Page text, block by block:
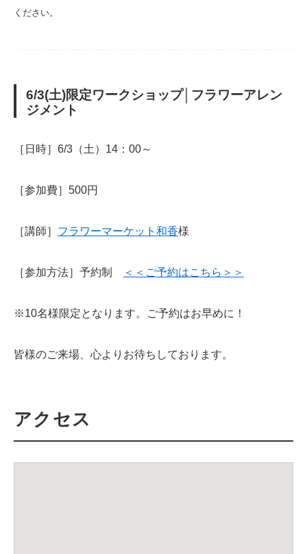
ください。
6/3(土)限定ワークショップ│フラワーアレン
ジメント
［日時］6/3（土）14：00～
［参加費］500円
［講師］ フラワーマーケット和香様
［参加方法］予約制 ＜＜ご予約はこちら＞＞
※10名様限定となります。ご予約はお早めに！
皆様のご来場、心よりお待ちしております。
アクセス